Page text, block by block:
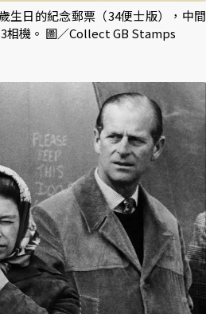
生日的紀念郵票（34便士版），中間
相機。 圖／Collect GB Stamps